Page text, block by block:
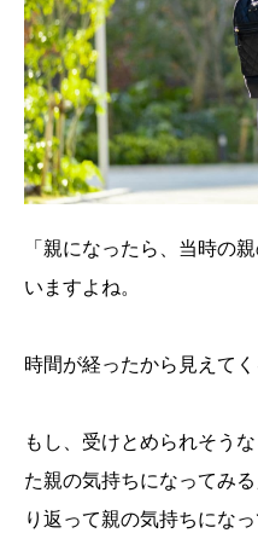
「親になったら、当時の
いますよね。
時間が経ったから見えてく
もし、受けとめられそう
た親の気持ちになってみ
り返って親の気持ちにな